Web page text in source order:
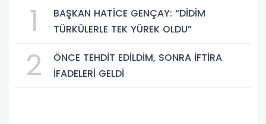
1
BAŞKAN HATİCE GENÇAY: “DİDİM
TÜRKÜLERLE TEK YÜREK OLDU”
2
ÖNCE TEHDİT EDİLDİM, SONRA İFTİRA
İFADELERİ GELDİ